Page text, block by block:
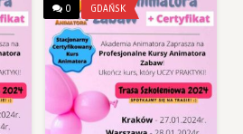
0 GDAŃSK